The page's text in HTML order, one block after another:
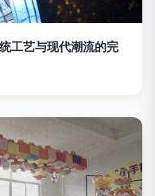
工艺与现代潮流的完